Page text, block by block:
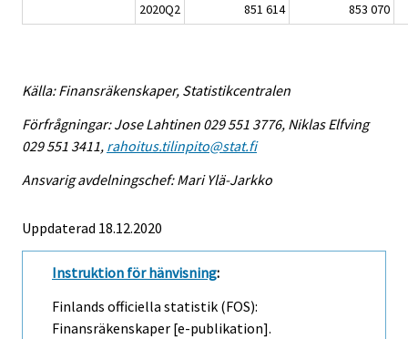
2020Q2
851 614 853 070
Källa: Finansräkenskaper, Statistikcentralen
Förfrågningar: Jose Lahtinen 029 551 3776, Niklas Elfving
029 551 3411, rahoitus.tilinpito@stat.fi
Ansvarig avdelningschef: Mari Ylä-Jarkko
Uppdaterad 18.12.2020
Instruktion för hänvisning:
Finlands officiella statistik (FOS):
Finansräkenskaper [e-publikation].